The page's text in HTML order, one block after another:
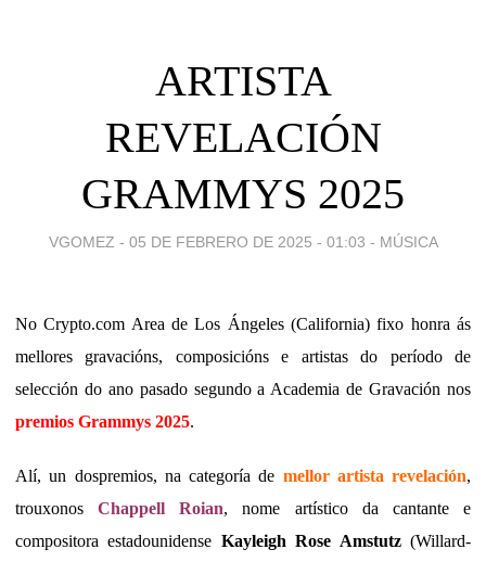
ARTISTA
REVELACIÓN
GRAMMYS 2025
VGOMEZ - 05 DE FEBRERO DE 2025 - 01:03 - MÚSICA
No Crypto.com Area de Los Ángeles (California) fixo honra ás
mellores gravacións, composicións e artistas do período de
selección do ano pasado segundo a Academia de Gravación nos
premios Grammys 2025.
Alí, un dospremios, na categoría de mellor artista revelación,
trouxonosChappell Roian, nome artístico da cantante e
compositora estadounidense Kayleigh Rose Amstutz(Willard-